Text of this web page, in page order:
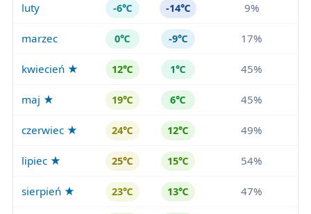
luty -6℃ -14℃ 9%
marzec 0℃ -9℃ 17%
kwiecień ★ 12℃ 1℃ 45%
maj ★ 19℃ 6℃ 45%
czerwiec ★ 24℃ 12℃ 49%
lipiec ★ 25℃ 15℃ 54%
sierpień ★ 23℃ 13℃ 47%